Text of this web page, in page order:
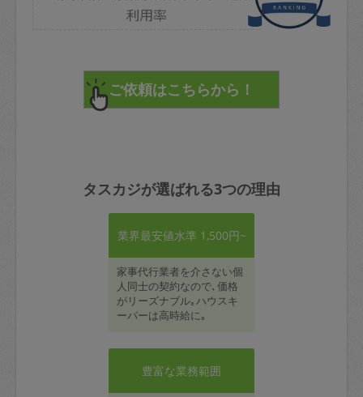
タスカジが選ばれる3つの理由
業界最安値水準 1,500円~
家事代行業者を介さない個
人同士の契約なので､価格
がリーズナブル｡ハウスキ
ーパーは高時給に｡
豊富な業務範囲